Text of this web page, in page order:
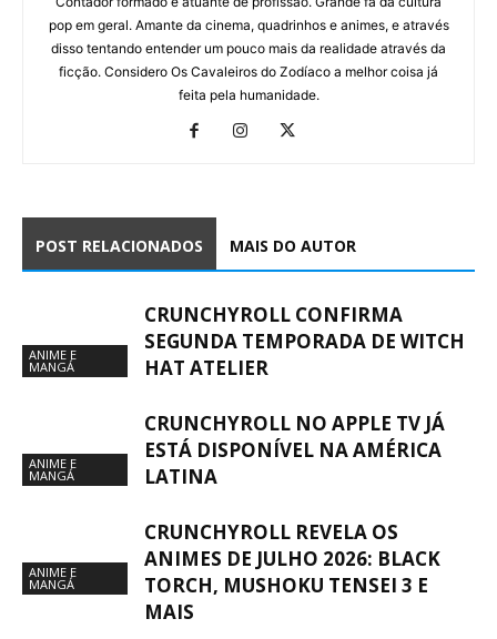
pop em geral. Amante da cinema, quadrinhos e animes, e através
disso tentando entender um pouco mais da realidade através da
ficção. Considero Os Cavaleiros do Zodíaco a melhor coisa já
feita pela humanidade.
POST RELACIONADOS MAIS DO AUTOR
ANIME E
MANGÁ
CRUNCHYROLL CONFIRMA
SEGUNDA TEMPORADA DE WITCH
HAT ATELIER
ANIME E
MANGÁ
CRUNCHYROLL NO APPLE TV JÁ
ESTÁ DISPONÍVEL NA AMÉRICA
LATINA
ANIME E
MANGÁ
CRUNCHYROLL REVELA OS
ANIMES DE JULHO 2026: BLACK
TORCH, MUSHOKU TENSEI 3 E
MAIS